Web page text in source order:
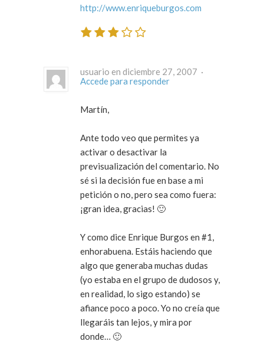
http://www.enriqueburgos.com
usuario en diciembre 27, 2007 ·
Accede para responder
Martín,
Ante todo veo que permites ya
activar o desactivar la
previsualización del comentario. No
sé si la decisión fue en base a mi
petición o no, pero sea como fuera:
¡gran idea, gracias! 🙂
Y como dice Enrique Burgos en #1,
enhorabuena. Estáis haciendo que
algo que generaba muchas dudas
(yo estaba en el grupo de dudosos y,
en realidad, lo sigo estando) se
afiance poco a poco. Yo no creía que
llegaráis tan lejos, y mira por
donde… 🙂